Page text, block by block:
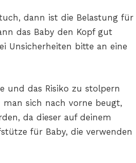
dann ist die Belastung für
das Baby den Kopf gut
Unsicherheiten bitte an eine
und das Risiko zu stolpern
man sich nach vorne beugt,
da dieser auf deinem
für Baby, die verwenden